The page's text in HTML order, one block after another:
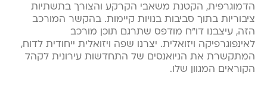
הדמוגרפית, הקטנת משאבי הקרקע והצורך בתשתיות
ציבוריות בתוך סביבות בנויות קיימות. בהקשר המורכב
הזה, עיצבנו דו"ח מודפס שתרגם תוכן מורכב
לאינפוגרפיקה ויזואלית. יצרנו שפה ויזואלית ייחודית לדוח,
המתקשרת את הניואנסים של התחדשות עירונית לקהל
הקוראים המגוון שלו.